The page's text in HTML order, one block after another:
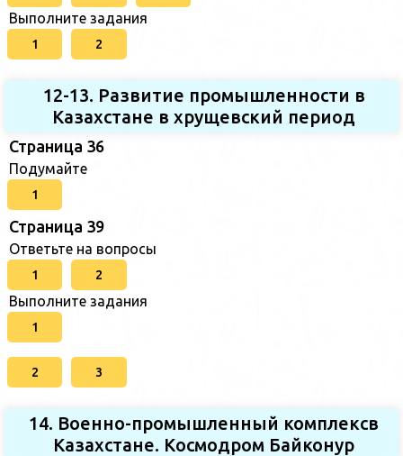
Выполните задания
1 2
12-13. Развитие промышленности в
Казахстане в хрущевский период
Страница 36
Подумайте
1
Страница 39
Ответьте на вопросы
1 2
Выполните задания
1
2 3
14. Военно-промышленный комплексв
Казахстане. Космодром Байконур